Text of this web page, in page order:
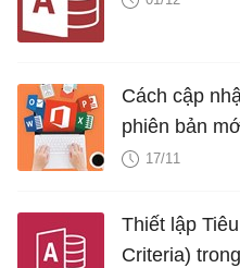
Cách cập
phiên bản
17/11
Thiết lập
Criteria)